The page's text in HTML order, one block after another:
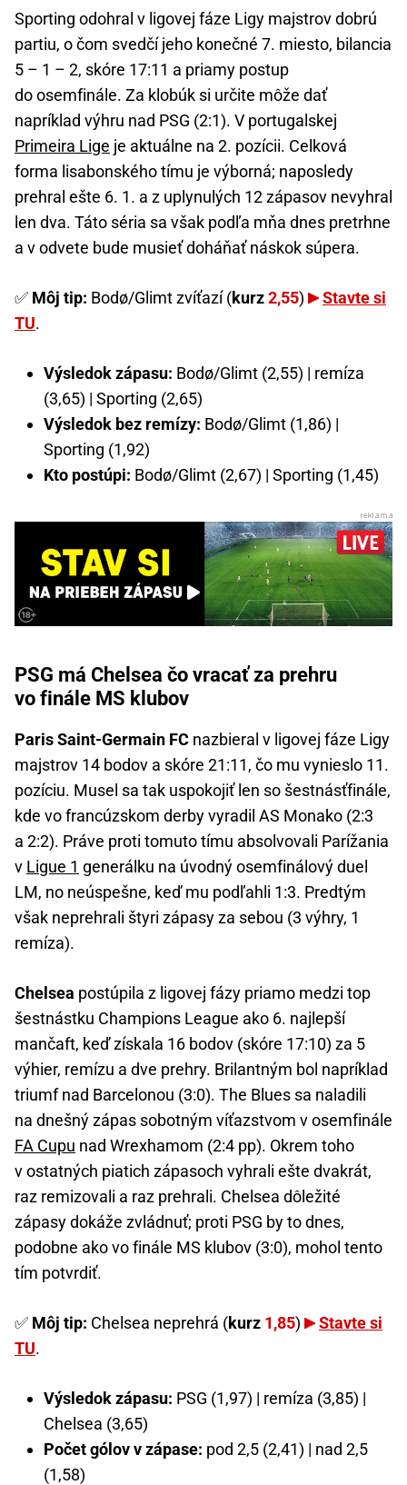
Sporting odohral v ligovej fáze Ligy majstrov dobrú
partiu, o čom svedčí jeho konečné 7. miesto, bilancia
5 – 1 – 2, skóre 17:11 a priamy postup
do osemfinále. Za klobúk si určite môže dať
napríklad výhru nad PSG (2:1). V portugalskej
Primeira Lige je aktuálne na 2. pozícii. Celková
forma lisabonského tímu je výborná; naposledy
prehral ešte 6. 1. a z uplynulých 12 zápasov nevyhral
len dva. Táto séria sa však podľa mňa dnes pretrhne
a v odvete bude musieť doháňať náskok súpera.
✅ Môj tip: Bodø/Glimt zvíťazí (kurz2,55)
Stavte si
TU.
Výsledok zápasu: Bodø/Glimt (2,55) | remíza
(3,65) | Sporting (2,65)
Výsledok bez remízy: Bodø/Glimt (1,86) |
Sporting (1,92)
Kto postúpi: Bodø/Glimt (2,67) | Sporting (1,45)
PSG má Chelsea čo vracať za prehru
vo finále MS klubov
Paris Saint-Germain FC nazbieral v ligovej fáze Ligy
majstrov 14 bodov a skóre 21:11, čo mu vynieslo 11.
pozíciu. Musel sa tak uspokojiť len so šestnásťfinále,
kde vo francúzskom derby vyradil AS Monako (2:3
a 2:2). Práve proti tomuto tímu absolvovali Parížania
v Ligue 1 generálku na úvodný osemfinálový duel
LM, no neúspešne, keď mu podľahli 1:3. Predtým
však neprehrali štyri zápasy za sebou (3 výhry, 1
remíza).
Chelsea postúpila z ligovej fázy priamo medzi top
šestnástku Champions League ako 6. najlepší
mančaft, keď získala 16 bodov (skóre 17:10) za 5
výhier, remízu a dve prehry. Brilantným bol napríklad
triumf nad Barcelonou (3:0). The Blues sa naladili
na dnešný zápas sobotným víťazstvom v osemfinále
FA Cupu nad Wrexhamom (2:4 pp). Okrem toho
v ostatných piatich zápasoch vyhrali ešte dvakrát,
raz remizovali a raz prehrali. Chelsea dôležité
zápasy dokáže zvládnuť; proti PSG by to dnes,
podobne ako vo finále MS klubov (3:0), mohol tento
tím potvrdiť.
✅ Môj tip: Chelsea neprehrá (kurz 1,85)
Stavte si
TU.
Výsledok zápasu: PSG (1,97) | remíza (3,85) |
Chelsea (3,65)
Počet gólov v zápase: pod 2,5 (2,41) | nad 2,5
(1,58)